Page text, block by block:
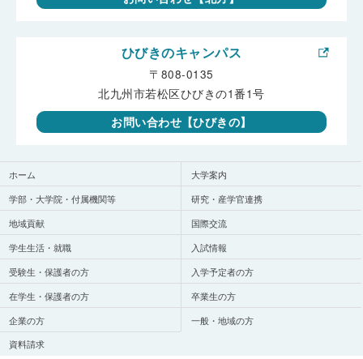
ホーム
大学案内
学部・大学院・付属機関等
研究・産学官連携
地域貢献
国際交流
学生生活・就職
入試情報
受験生・保護者の方
入学予定者の方
在学生・保護者の方
卒業生の方
企業の方
一般・地域の方
資料請求
ひびきのキャンパス
〒808-0135
北九州市若松区ひびきの1番1号
お問い合わせ【ひびきの】